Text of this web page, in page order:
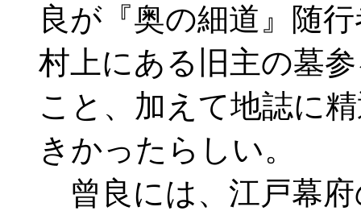
良が『奥の細道』随
村上にある旧主の墓
こと、加えて地誌に
きかったらしい。
曾良には、江戸幕